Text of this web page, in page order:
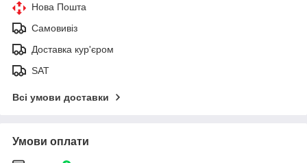
Нова Пошта
Самовивіз
Доставка кур'єром
SAT
Всі умови доставки
Умови оплати